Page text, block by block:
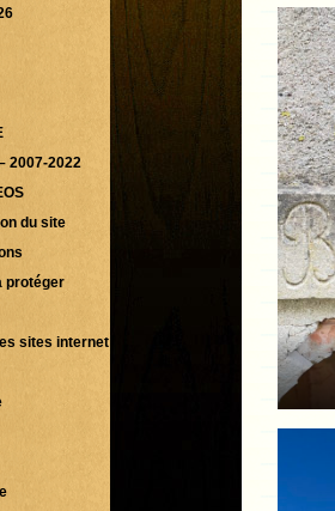
2007-2022
du site
protéger
sites internet